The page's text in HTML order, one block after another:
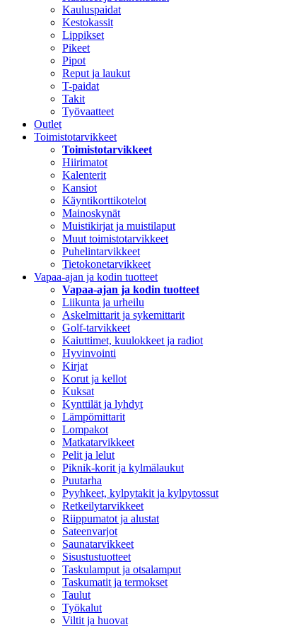
Kauluspaidat
Kestokassit
Lippikset
Pikeet
Pipot
Reput ja laukut
T-paidat
Takit
Työvaatteet
Outlet
Toimistotarvikkeet
Toimistotarvikkeet
Hiirimatot
Kalenterit
Kansiot
Käyntikorttikotelot
Mainoskynät
Muistikirjat ja muistilaput
Muut toimistotarvikkeet
Puhelintarvikkeet
Tietokonetarvikkeet
Vapaa-ajan ja kodin tuotteet
Vapaa-ajan ja kodin tuotteet
Liikunta ja urheilu
Askelmittarit ja sykemittarit
Golf-tarvikkeet
Kaiuttimet, kuulokkeet ja radiot
Hyvinvointi
Kirjat
Korut ja kellot
Kuksat
Kynttilät ja lyhdyt
Lämpömittarit
Lompakot
Matkatarvikkeet
Pelit ja lelut
Piknik-korit ja kylmälaukut
Puutarha
Pyyhkeet, kylpytakit ja kylpytossut
Retkeilytarvikkeet
Riippumatot ja alustat
Sateenvarjot
Saunatarvikkeet
Sisustustuotteet
Taskulamput ja otsalamput
Taskumatit ja termokset
Taulut
Työkalut
Viltit ja huovat